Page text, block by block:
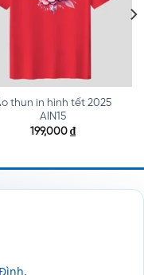
thun in hình tết 2025
AIN15
199,000 ₫